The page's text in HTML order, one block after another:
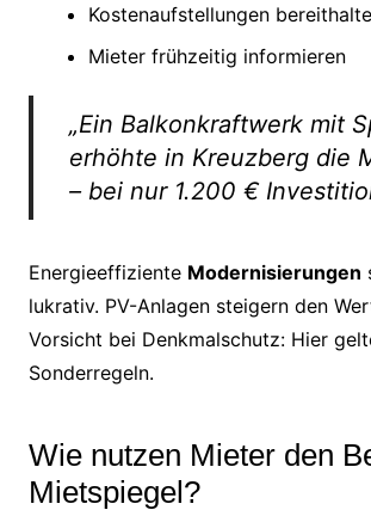
Kostenaufstellungen
Mieter frühzeitig informieren
„Ein Balkonkraftwerk mit
erhöhte in Kreuzberg die
– bei nur 1.200 €
Energieeffiziente Modernisierungen
lukrativ. PV-Anlagen steigern den
Vorsicht bei Denkmalschutz: Hier
Sonderregeln.
Wie nutzen Mieter den
Mietspiegel?